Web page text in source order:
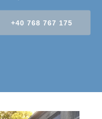
+40 768 767 175